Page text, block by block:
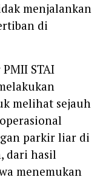
menjalankan
di
STAI
melihat sejauh
parkir liar di
dari hasil
menemukan